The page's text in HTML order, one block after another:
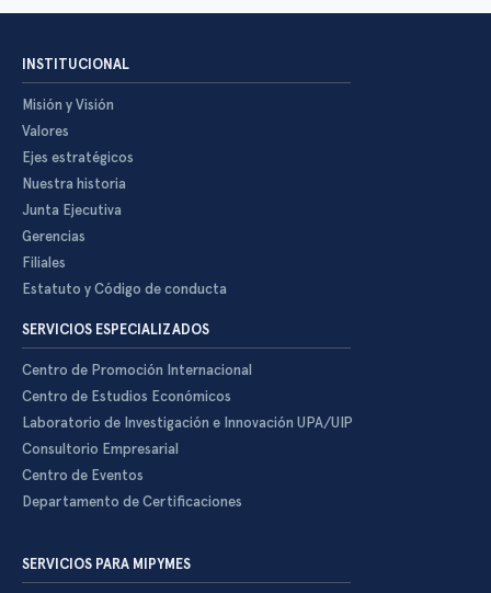
INSTITUCIONAL
Misión y Visión
Valores
Ejes estratégicos
Nuestra historia
Junta Ejecutiva
Gerencias
Filiales
Estatuto y Código de conducta
SERVICIOS ESPECIALIZADOS
Centro de Promoción Internacional
Centro de Estudios Económicos
Laboratorio de Investigación e Innovación UPA/UIP
Consultorio Empresarial
Centro de Eventos
Departamento de Certificaciones
SERVICIOS PARA MIPYMES